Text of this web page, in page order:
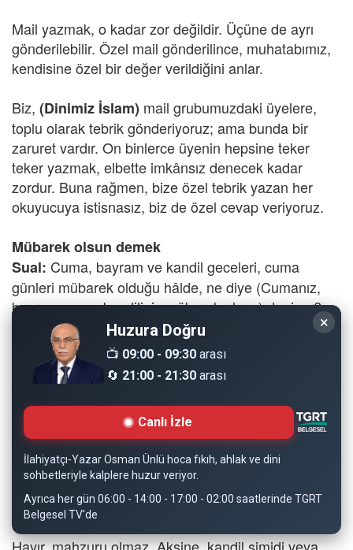
Mail yazmak, o kadar zor değildir. Üçüne de ayrı
gönderilebilir. Özel mail gönderilince, muhatabımız,
kendisine özel bir değer verildiğini anlar.
Biz, (Dinimiz İslam) mail grubumuzdaki üyelere,
toplu olarak tebrik gönderiyoruz; ama bunda bir
zaruret vardır. On binlerce üyenin hepsine teker
teker yazmak, elbette imkânsız denecek kadar
zordur. Buna rağmen, bize özel tebrik yazan her
okuyucuya istisnasız, biz de özel cevap veriyoruz.
Mübarek olsun demek
Sual: Cuma, bayram ve kandil geceleri, cuma
günleri mübarek olduğu hâlde, ne diye (Cumanız,
bayramınız ve kandiliniz mübarek olsun) deniyor?
CEVAP
Böyle söylemek, (Bu günler, senin için hayırlara
vesile olsun, işlerin rast gitsin, iyi ibadet etmene
sebep olsun, günahların affolsun, kötü işlerden uzak
kalmana yol açsın) gibi mânalara gelen çok güzel bir
Kandil simidi
Sual:Kandillerde, kandil simidi alıp ikram etmekte
bir mahzur var mıdır?
CEVAP
×
Huzura Doğru
📺 09:00 - 09:30 arası
🔄 21:00 - 21:30 arası
Canlı İzle
İlahiyatçı-Yazar Osman Ünlü hoca fıkıh, ahlak ve dini
sohbetleriyle kalplere huzur veriyor.
Ayrıca her gün 06:00 - 14:00 - 17:00 - 02:00 saatlerinde TGRT
Belgesel TV'de